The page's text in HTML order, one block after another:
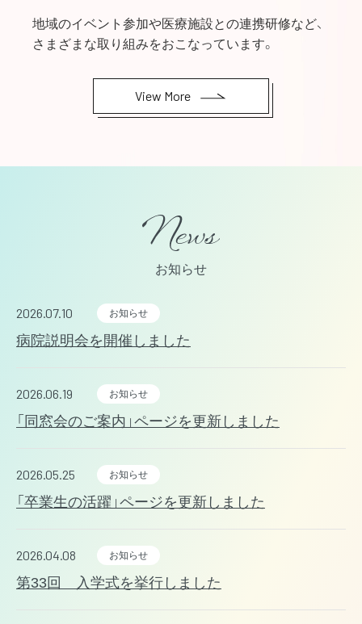
地域のイベント参加や医療施設との連携研修など、
さまざまな取り組みをおこなっています。
View More
お知らせ
2026.07.10
病院説明会を開催しました
お知らせ
2026.06.19
「同窓会のご案内」ページを更新しました
お知らせ
2026.05.25
「卒業生の活躍」ページを更新しました
お知らせ
2026.04.08
第33回 入学式を挙行しました
お知らせ